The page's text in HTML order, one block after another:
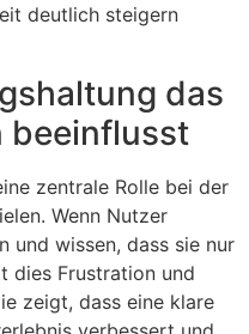
deutlich steigern
das
beeinflusst
zentrale Rolle bei der
Wenn Nutzer
und wissen, dass sie nur
dies Frustration und
zeigt, dass eine klare